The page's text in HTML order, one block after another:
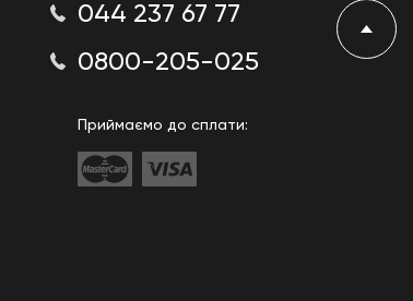
044 237 67 77
0800-205-025
Приймаємо до сплати: